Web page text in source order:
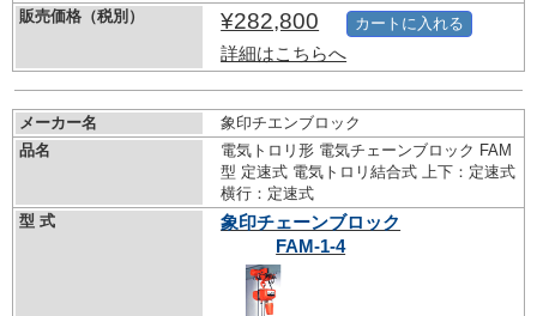
販売価格（税別）
¥282,800
詳細はこちらへ
カートに入れる
メーカー名
象印チエンブロック
品名
電気トロリ形 電気チェーンブロック FAM
型 定速式 電気トロリ結合式 上下：定速式
横行：定速式
型 式
象印チェーンブロック
FAM-1-4